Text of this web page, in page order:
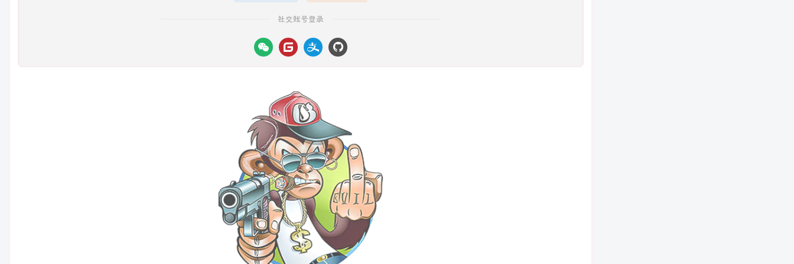
社交账号登录